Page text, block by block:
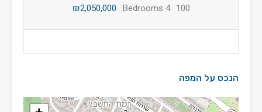
100
4 Bedrooms
₪2,050,000
הנכס על המפה